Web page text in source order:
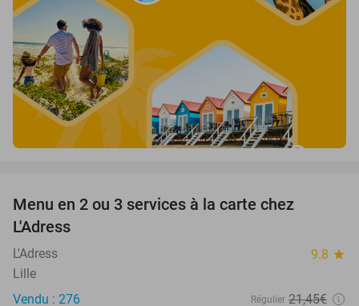
Menu en 2 ou 3 services à la carte chez
L'Adress
L'Adress 9.8 star
Lille
Vendu : 276
Régulier 21,45€